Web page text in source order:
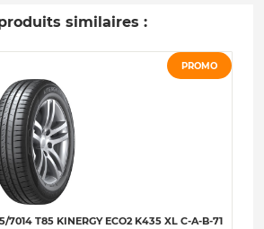
similaires :
PROMO
7014 T85 KINERGY ECO2 K435 XL C-A-B-71